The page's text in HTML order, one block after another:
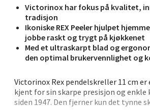
Victorinox har fokus på kvalitet,
tradisjon
Ikoniske REX Peeler hjulpet
jobbe raskt og trygt på kjøkkenet
Med et ultraskarpt blad og
den optimal brukervennlighet og
Victorinox Rex pendelskreller 11 cm er
kjent for sin skarpe presisjon og
siden 1947. Den fjerner kun det tynne
Molde - Moldetorget
Torget 1, 6413 Molde
10 i butikk